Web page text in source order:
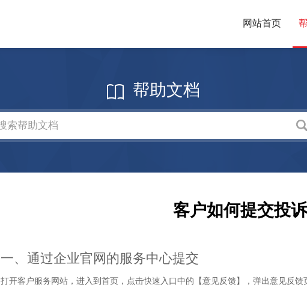
网站首页
帮助文档
客户如何提交投
一、通过企业官网的服务中心提交
打开客户服务网站，进入到首页，点击快速入口中的【意见反馈】，弹出意见反